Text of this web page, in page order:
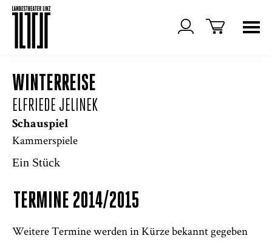
WINTERREISE
ELFRIEDE JELINEK
Schauspiel
Kammerspiele
Ein Stück
TERMINE 2014/2015
Weitere Termine werden in Kürze bekannt gegeben